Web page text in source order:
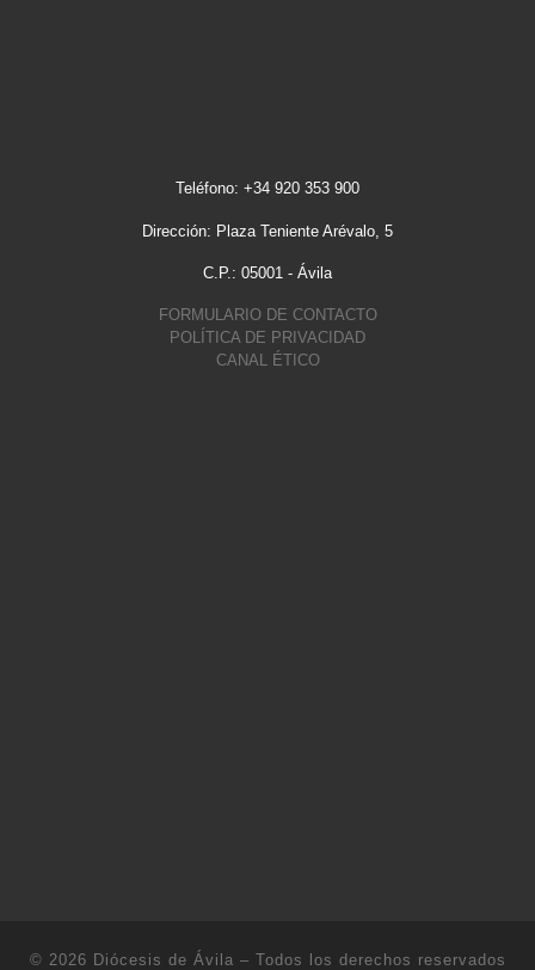
Teléfono: +34 920 353 900
Dirección: Plaza Teniente Arévalo, 5
C.P.: 05001 - Ávila
FORMULARIO DE CONTACTO
POLÍTICA DE PRIVACIDAD
CANAL ÉTICO
© 2026 Diócesis de Ávila – Todos los derechos reservados